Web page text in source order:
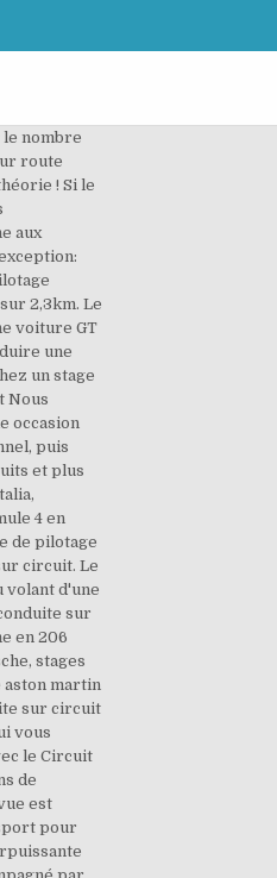
de voitures de course pour les circuits de Spa Francorchamps, Le Nurburgring et Zolder et des stages de pilotage. Adrénaline et émotions vous attendent, lorsque vous enchaînez le mythique freinage de la Source, pour descendre pied au plancher vers le Raidillon de l’Eau Rouge, dont la sortie en aveugle vous jette dans le Kemmel en enfilade, avant de faire crier les pneus dans l’interminable double gauche de Pouhon et de filer vers Blanchimont… Plaisir et émotions garanties sur ce tracé de légende, même si notre pilote ne perd jamais de vue votre sécurité (âge minimum = 16 ans). Dans la peau d'Ayrton Senna